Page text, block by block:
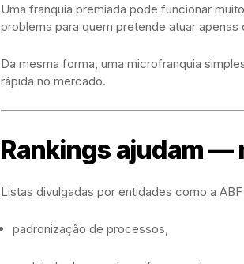
Uma franquia premiada pode funcionar
problema para quem pretende atuar apenas
Da mesma forma, uma microfranquia
rápida no mercado.
Rankings ajudam —
Listas divulgadas por entidades como a
padronização de processos,